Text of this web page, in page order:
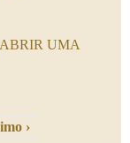
UMA
›